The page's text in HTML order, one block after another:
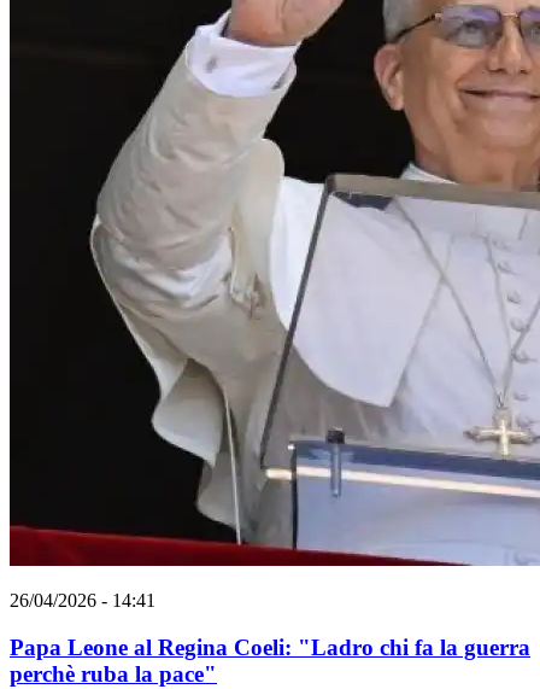
26/04/2026 - 14:41
Papa Leone al Regina Coeli: "Ladro chi fa la guerra
perchè ruba la pace"